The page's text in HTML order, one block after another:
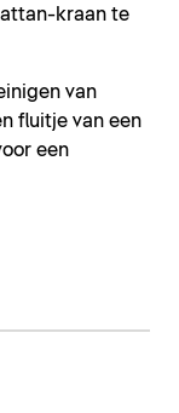
kraan te
van
fluitje van een
een